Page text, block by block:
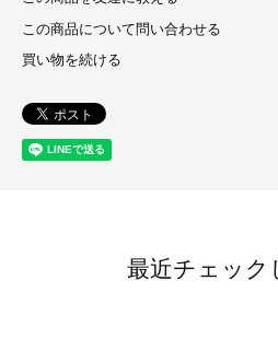
この商品について問い合わせる
買い物を続ける
最近チェック